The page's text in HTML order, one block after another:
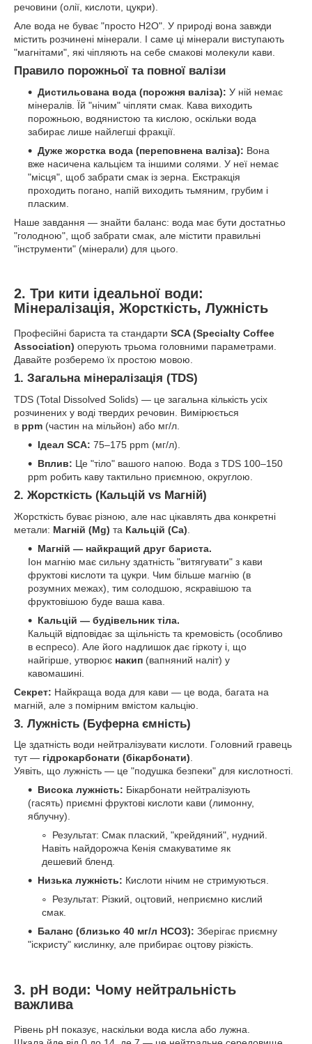
речовини (олії, кислоти, цукри).
Але вода не буває "просто H2O". У природі вона завжди
містить розчинені мінерали. І саме ці мінерали виступають
"магнітами", які чіпляють на себе смакові молекули кави.
Правило порожньої та повної валізи
Дистильована вода (порожня валіза): У ній немає
мінералів. Їй "нічим" чіпляти смак. Кава виходить
порожньою, водянистою та кислою, оскільки вода
забирає лише найлегші фракції.
Дуже жорстка вода (переповнена валіза): Вона
вже насичена кальцієм та іншими солями. У неї немає
"місця", щоб забрати смак із зерна. Екстракція
проходить погано, напій виходить тьмяним, грубим і
пласким.
Наше завдання — знайти баланс: вода має бути достатньо
"голодною", щоб забрати смак, але містити правильні
"інструменти" (мінерали) для цього.
2. Три кити ідеальної води:
Мінералізація, Жорсткість, Лужність
Професійні бариста та стандарти SCA (Specialty Coffee
Association) оперують трьома головними параметрами.
Давайте розберемо їх простою мовою.
1. Загальна мінералізація (TDS)
TDS (Total Dissolved Solids) — це загальна кількість усіх
розчинених у воді твердих речовин. Вимірюється
в ppm (частин на мільйон) або мг/л.
Ідеал SCA: 75–175 ppm (мг/л).
Вплив: Це "тіло" вашого напою. Вода з TDS 100–150
ppm робить каву тактильно приємною, округлою.
2. Жорсткість (Кальцій vs Магній)
Жорсткість буває різною, але нас цікавлять два конкретні
метали: Магній (Mg) та Кальцій (Ca)
Магній — найкращий друг бариста.
Іон магнію має сильну здатність "витягувати" з кави
фруктові кислоти та цукри. Чим більше магнію (в
розумних межах), тим солодшою, яскравішою та
фруктовішою буде ваша кава.
Кальцій — будівельник тіла.
Кальцій відповідає за щільність та кремовість (особливо
в еспресо). Але його надлишок дає гіркоту і, що
найгірше, утворює накип (вапняний наліт) у
кавомашині.
Секрет: Найкраща вода для кави — це вода, багата на
магній, але з помірним вмістом кальцію.
3. Лужність (Буферна ємність)
Це здатність води нейтралізувати кислоти. Головний гравець
тут — гідрокарбонати (бікарбонати).
Уявіть, що лужність — це "подушка безпеки" для кислотності.
Висока лужність: Бікарбонати нейтралізують
(гасять) приємні фруктові кислоти кави (лимонну,
яблучну).
Результат: Смак плаский, "крейдяний", нудний.
Навіть найдорожча Кенія смакуватиме як
дешевий бленд.
Низька лужність: Кислоти нічим не стримуються.
Результат: Різкий, оцтовий, неприємно кислий
смак.
Баланс (близько 40 мг/л HCO3): Зберігає приємну
"іскристу" кислинку, але прибирає оцтову різкість.
3. pH води: Чому нейтральність
важлива
Рівень pH показує, наскільки вода кисла або лужна.